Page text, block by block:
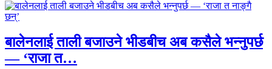
बालेनलाई ताली बजाउने भीडबीच अब कसैले भन्नुपर्छ
— ‘राजा त…